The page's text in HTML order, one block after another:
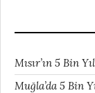
Mısır’ın 5 Bin
Muğla’da 5 Bin